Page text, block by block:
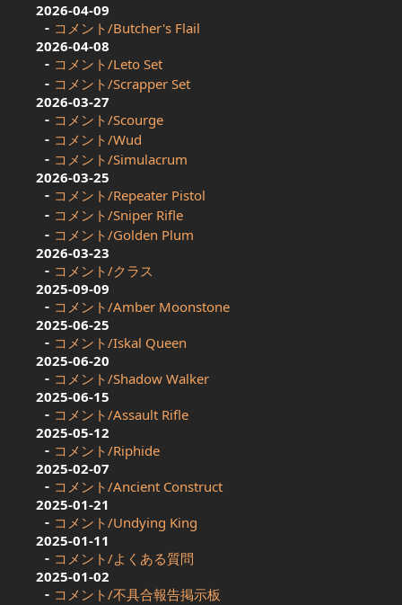
2026-04-09
コメント/Butcher's Flail
2026-04-08
コメント/Leto Set
コメント/Scrapper Set
2026-03-27
コメント/Scourge
コメント/Wud
コメント/Simulacrum
2026-03-25
コメント/Repeater Pistol
コメント/Sniper Rifle
コメント/Golden Plum
2026-03-23
コメント/クラス
2025-09-09
コメント/Amber Moonstone
2025-06-25
コメント/Iskal Queen
2025-06-20
コメント/Shadow Walker
2025-06-15
コメント/Assault Rifle
2025-05-12
コメント/Riphide
2025-02-07
コメント/Ancient Construct
2025-01-21
コメント/Undying King
2025-01-11
コメント/よくある質問
2025-01-02
コメント/不具合報告掲示板